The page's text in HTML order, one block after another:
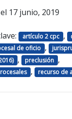
17 junio, 2019
artículo 2 cpc ,
de oficio ,
, preclusión ,
, recurso de